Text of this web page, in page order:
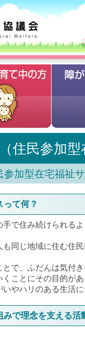
住民参加
参加型在宅福祉
て何？
手で住み続けられる
同じ地域に住む住
で、ふだんは気付
ことにその目的が
やハリのある生活
で理念を支える活